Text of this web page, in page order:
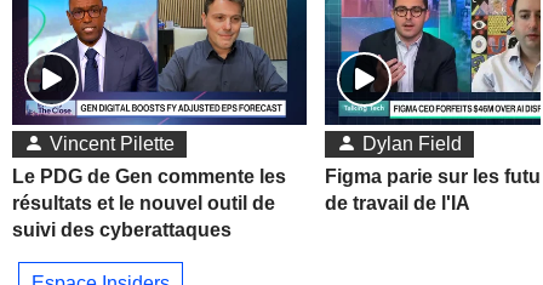
Vincent Pilette
Le PDG de Gen commente les
résultats et le nouvel outil de
suivi des cyberattaques
Dylan Field
Figma parie sur les
de travail de l'IA